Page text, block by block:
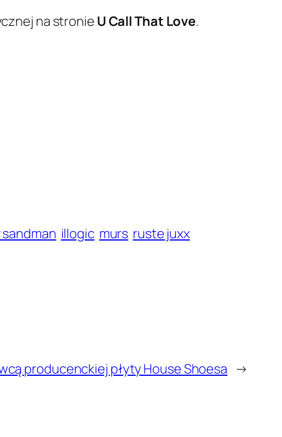
na stronie U Call That Love.
illogic murs ruste juxx
producenckiej płyty House Shoesa →